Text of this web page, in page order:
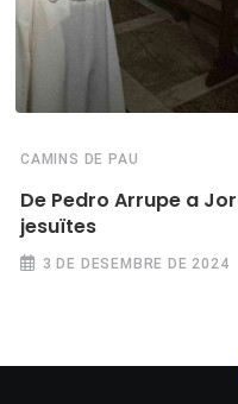
CAMINS DE PAU
De Pedro Arrupe a
jesuïtes
3 DE DESEMBRE DE 2024